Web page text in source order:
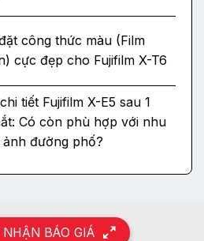
công thức màu (Film
cực đẹp cho Fujifilm X-T6
tiết Fujifilm X-E5 sau 1
Có còn phù hợp với nhu
đường phố?
BÁO GIÁ